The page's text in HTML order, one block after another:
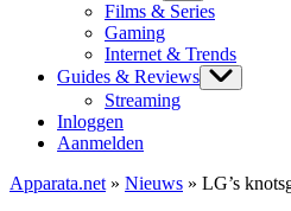
Films & Series
Gaming
Internet & Trends
Guides & Reviews
Streaming
Inloggen
Aanmelden
Apparata.net » Nieuws » LG’s